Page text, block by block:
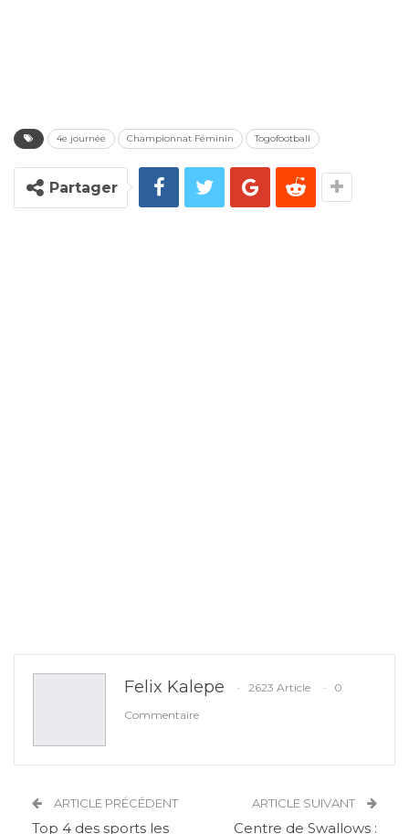
4e journée Championnat Féminin Togofootball
Partager
Felix Kalepe 2623 Article
0
Commentaire
ARTICLE PRÉCÉDENT
Top 4 des sports les
ARTICLE SUIVANT
Centre de Swallows :